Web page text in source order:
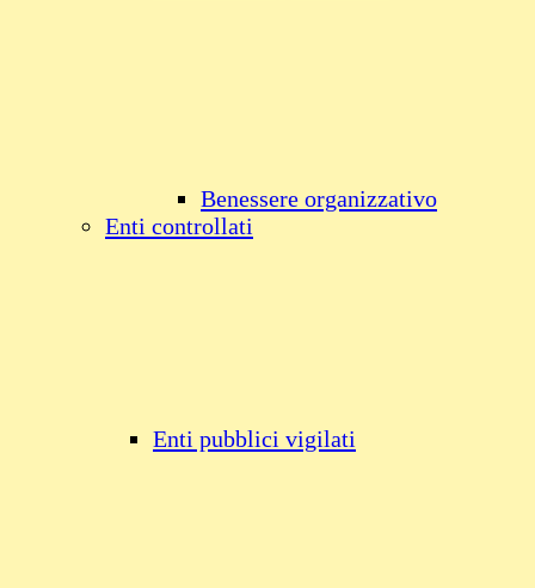
Benessere organizzativo
Enti controllati
Enti pubblici vigilati